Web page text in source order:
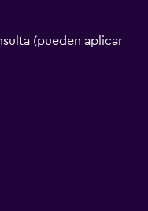
(pueden aplicar